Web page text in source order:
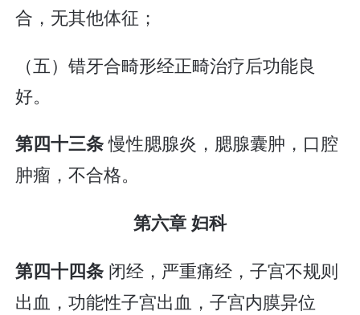
合，无其他体征；
（五）错牙合畸形经正畸治疗后功能良
好。
第四十三条慢性腮腺炎，腮腺囊肿，口腔
肿瘤，不合格。
第六章 妇科
第四十四条 闭经，严重痛经，子宫不规则
出血，功能性子宫出血，子宫内膜异位